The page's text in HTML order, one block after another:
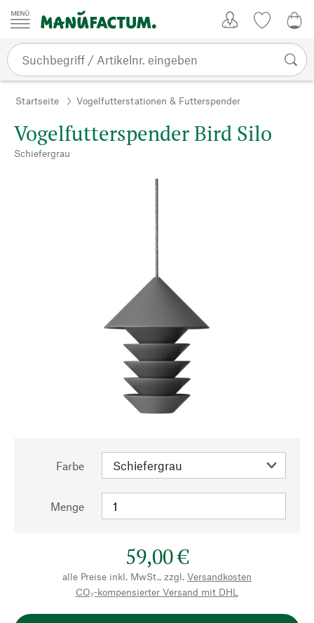
Zum Inhalt springen
Startseite Vogelfutterstationen & Futterspender
Vogelfutterspender Bird Silo
Schiefergrau
Farbe
Menge
59,00 €
alle Preise inkl. MwSt., zzgl. Versandkosten
CO₂-kompensierter Versand mit DHL